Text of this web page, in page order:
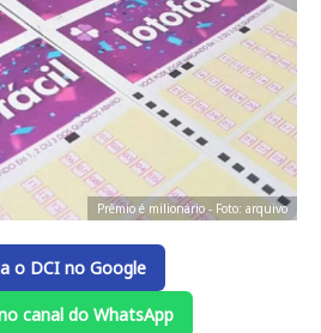
Prêmio é milionário - Foto: arquivo
o DCI no Google
canal do WhatsApp